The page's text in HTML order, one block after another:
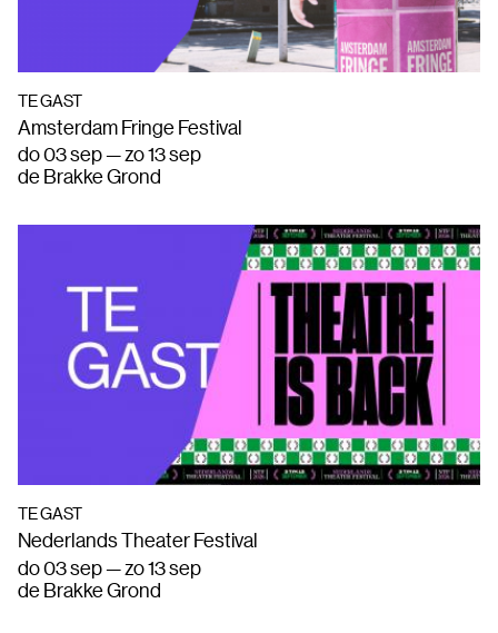
TE GAST
Amsterdam Fringe Festival
do 03 sep — zo 13 sep
de Brakke Grond
TE GAST
Nederlands Theater Festival
do 03 sep — zo 13 sep
de Brakke Grond